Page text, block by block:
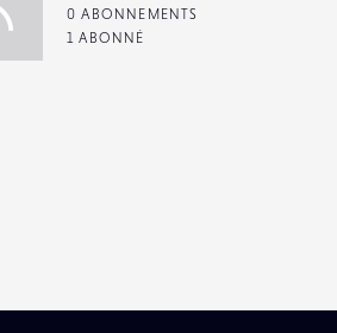
0 ABONNEMENTS
1 ABONNÉ